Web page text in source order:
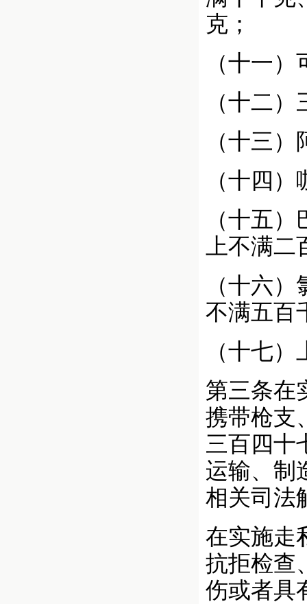
克；
（十一
（十二
（十三
（十四
（十五
上不满
（十六
不满五百
（十七
第三条在
携带枪支
三百四十
运输、制
相关司法
在实施走
抗拒检查
伤或者具